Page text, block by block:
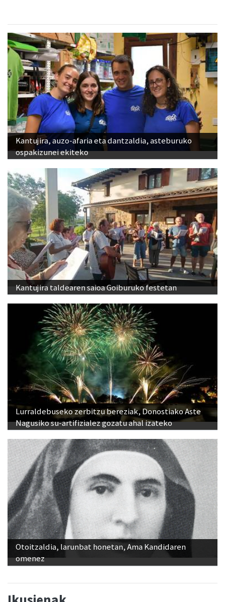
Kantujira, auzo-afaria eta dantzaldia, asteburuko
ospakizunei ekiteko
Kantujira taldearen saioa Goiburuko festetan
Lurraldebuseko zerbitzu bereziak, Donostiako Aste
Nagusiko su-artifizialez gozatu ahal izateko
Otoitzaldia, larunbat honetan, Ama Kandidaren
omenez